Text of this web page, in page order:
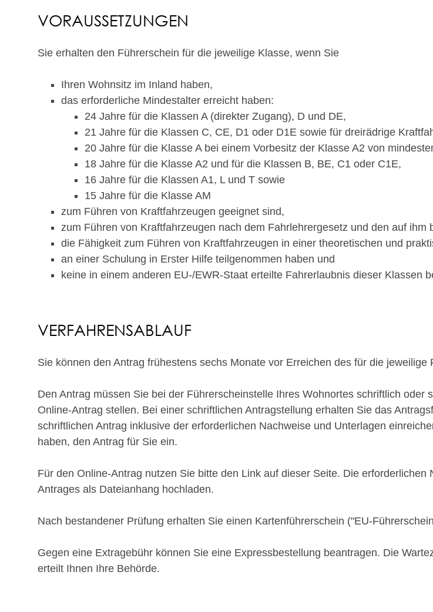
VORAUSSETZUNGEN
Sie erhalten den Führerschein für die jeweilige Klasse, wenn Sie
Ihren Wohnsitz im Inland haben,
das erforderliche Mindestalter erreicht haben:
24 Jahre für die Klassen A (direkter Zugang), D und DE,
21 Jahre für die Klassen C, CE, D1 oder D1E sowie für dreirädrige
20 Jahre für die Klasse A bei einem Vorbesitz der Klasse A2 von
18 Jahre für die Klasse A2 und für die Klassen B, BE, C1 oder C1E,
16 Jahre für die Klassen A1, L und T sowie
15 Jahre für die Klasse AM
zum Führen von Kraftfahrzeugen geeignet sind,
zum Führen von Kraftfahrzeugen nach dem Fahrlehrergesetz und den auf
die Fähigkeit zum Führen von Kraftfahrzeugen in einer theoretischen und
an einer Schulung in Erster Hilfe teilgenommen haben und
keine in einem anderen EU-/EWR-Staat erteilte Fahrerlaubnis dieser Klassen
VERFAHRENSABLAUF
Sie können den Antrag frühestens sechs Monate vor Erreichen des für die
Den Antrag müssen Sie bei der Führerscheinstelle Ihres Wohnortes schriftlich
Online-Antrag stellen. Bei einer schriftlichen Antragstellung erhalten Sie das
schriftlichen Antrag inklusive der erforderlichen Nachweise und Unterlagen
haben, den Antrag für Sie ein.
Für den Online-Antrag nutzen Sie bitte den Link auf dieser Seite. Die
Antrages als Dateianhang hochladen.
Nach bestandener Prüfung erhalten Sie einen Kartenführerschein ("EU-
Gegen eine Extragebühr können Sie eine Expressbestellung beantragen. Die
erteilt Ihnen Ihre Behörde.